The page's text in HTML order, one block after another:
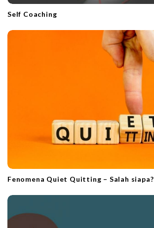
Self Coaching
Fenomena Quiet Quitting – Salah siapa?